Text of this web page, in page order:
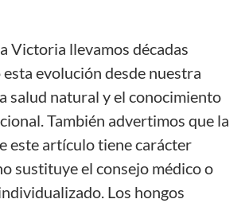
Victoria llevamos décadas
evolución desde nuestra
salud natural y el conocimiento
También advertimos que la
este artículo tiene carácter
sustituye el consejo médico o
Los hongos